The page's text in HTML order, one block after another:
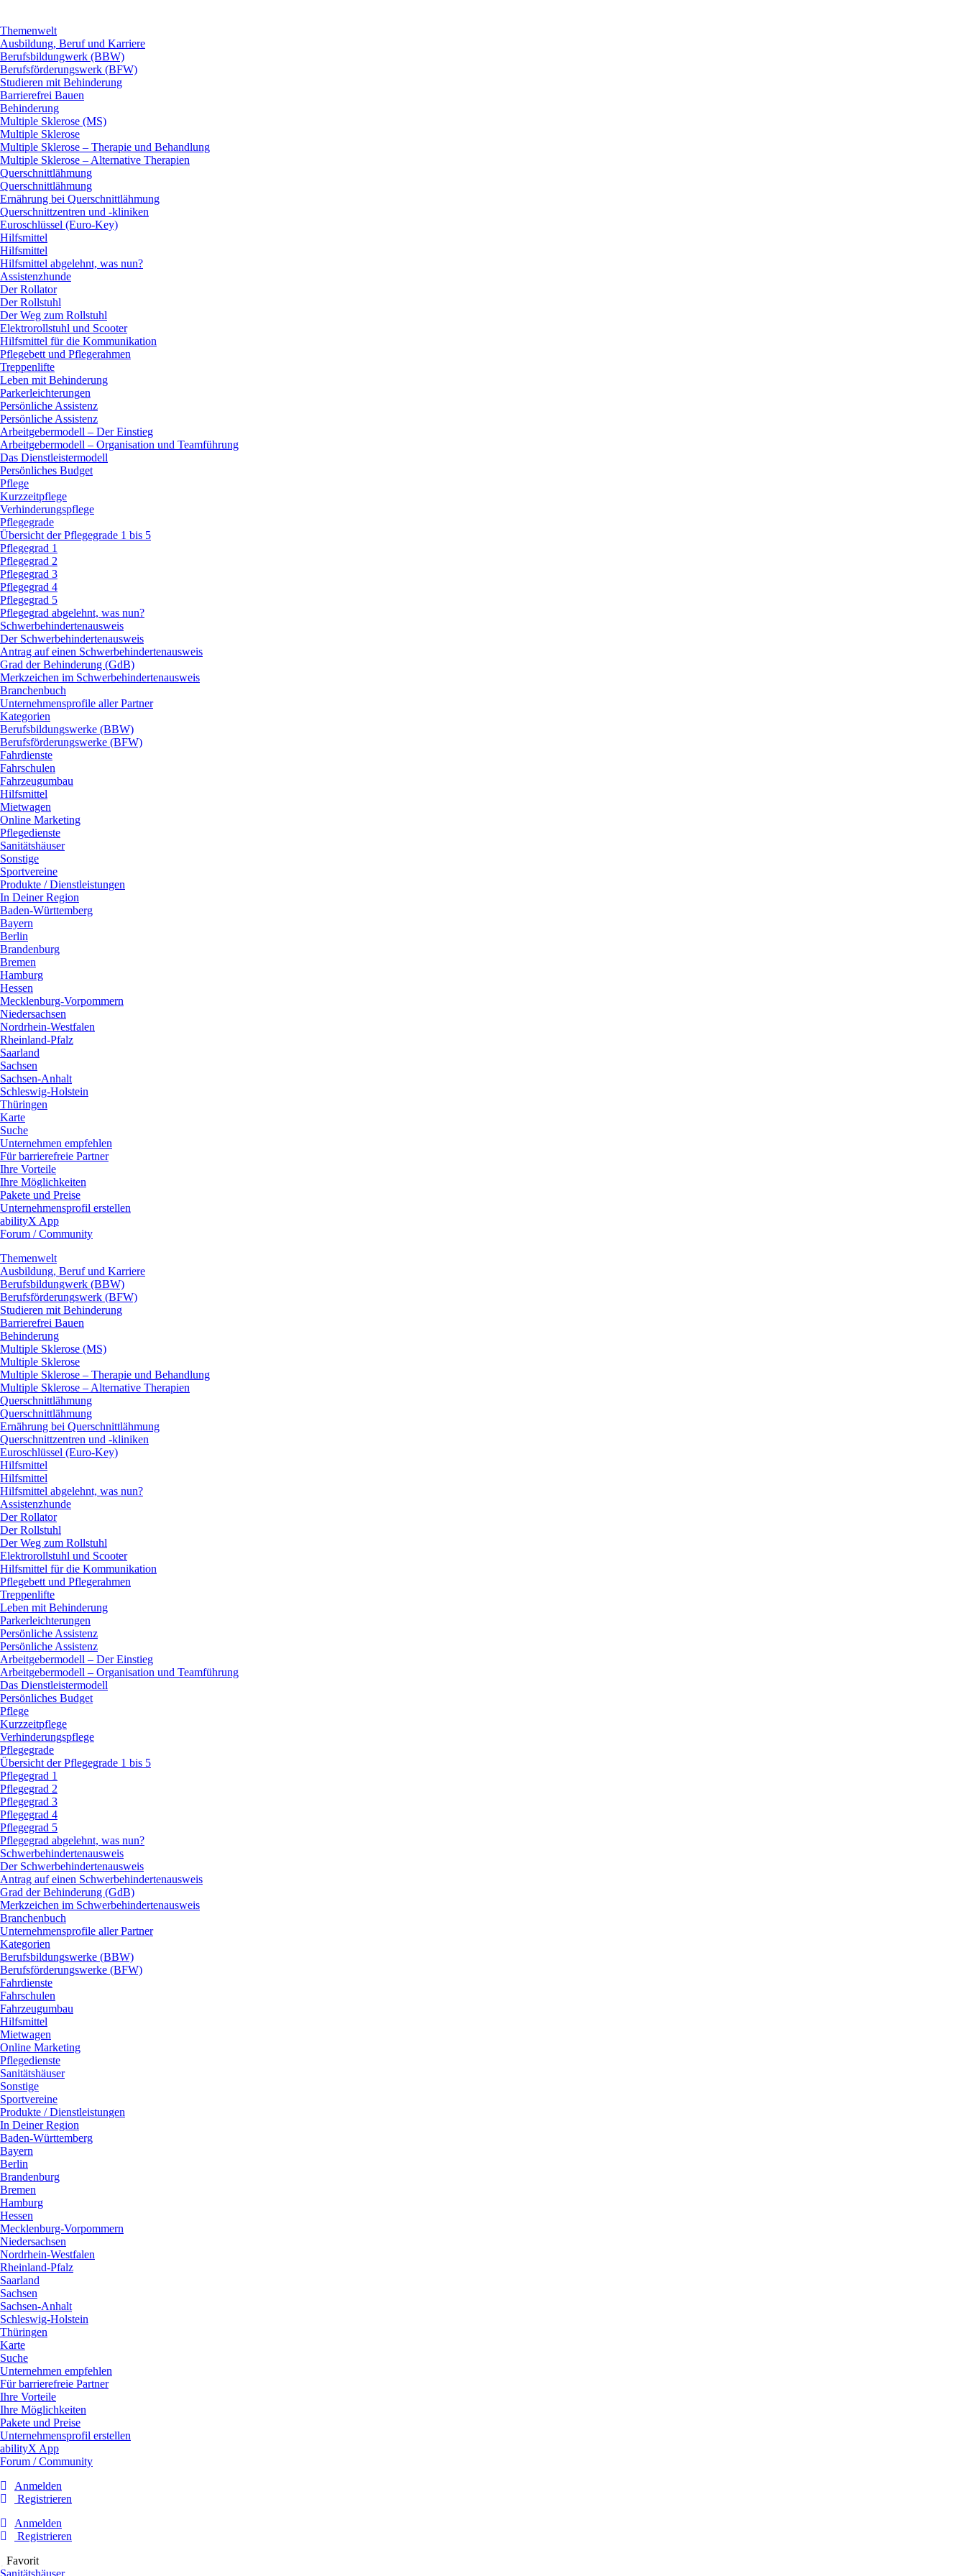
Themenwelt
Ausbildung, Beruf und Karriere
Berufsbildungwerk (BBW)
Berufsförderungswerk (BFW)
Studieren mit Behinderung
Barrierefrei Bauen
Behinderung
Multiple Sklerose (MS)
Multiple Sklerose
Multiple Sklerose – Therapie und Behandlung
Multiple Sklerose – Alternative Therapien
Querschnittlähmung
Querschnittlähmung
Ernährung bei Querschnittlähmung
Querschnittzentren und -kliniken
Euroschlüssel (Euro-Key)
Hilfsmittel
Hilfsmittel
Hilfsmittel abgelehnt, was nun?
Assistenzhunde
Der Rollator
Der Rollstuhl
Der Weg zum Rollstuhl
Elektrorollstuhl und Scooter
Hilfsmittel für die Kommunikation
Pflegebett und Pflegerahmen
Treppenlifte
Leben mit Behinderung
Parkerleichterungen
Persönliche Assistenz
Persönliche Assistenz
Arbeitgebermodell – Der Einstieg
Arbeitgebermodell – Organisation und Teamführung
Das Dienstleistermodell
Persönliches Budget
Pflege
Kurzzeitpflege
Verhinderungspflege
Pflegegrade
Übersicht der Pflegegrade 1 bis 5
Pflegegrad 1
Pflegegrad 2
Pflegegrad 3
Pflegegrad 4
Pflegegrad 5
Pflegegrad abgelehnt, was nun?
Schwerbehindertenausweis
Der Schwerbehindertenausweis
Antrag auf einen Schwerbehindertenausweis
Grad der Behinderung (GdB)
Merkzeichen im Schwerbehindertenausweis
Branchenbuch
Unternehmensprofile aller Partner
Kategorien
Berufsbildungswerke (BBW)
Berufsförderungswerke (BFW)
Fahrdienste
Fahrschulen
Fahrzeugumbau
Hilfsmittel
Mietwagen
Online Marketing
Pflegedienste
Sanitätshäuser
Sonstige
Sportvereine
Produkte / Dienstleistungen
In Deiner Region
Baden-Württemberg
Bayern
Berlin
Brandenburg
Bremen
Hamburg
Hessen
Mecklenburg-Vorpommern
Niedersachsen
Nordrhein-Westfalen
Rheinland-Pfalz
Saarland
Sachsen
Sachsen-Anhalt
Schleswig-Holstein
Thüringen
Karte
Suche
Unternehmen empfehlen
Für barrierefreie Partner
Ihre Vorteile
Ihre Möglichkeiten
Pakete und Preise
Unternehmensprofil erstellen
abilityX App
Forum / Community
Themenwelt
Ausbildung, Beruf und Karriere
Berufsbildungwerk (BBW)
Berufsförderungswerk (BFW)
Studieren mit Behinderung
Barrierefrei Bauen
Behinderung
Multiple Sklerose (MS)
Multiple Sklerose
Multiple Sklerose – Therapie und Behandlung
Multiple Sklerose – Alternative Therapien
Querschnittlähmung
Querschnittlähmung
Ernährung bei Querschnittlähmung
Querschnittzentren und -kliniken
Euroschlüssel (Euro-Key)
Hilfsmittel
Hilfsmittel
Hilfsmittel abgelehnt, was nun?
Assistenzhunde
Der Rollator
Der Rollstuhl
Der Weg zum Rollstuhl
Elektrorollstuhl und Scooter
Hilfsmittel für die Kommunikation
Pflegebett und Pflegerahmen
Treppenlifte
Leben mit Behinderung
Parkerleichterungen
Persönliche Assistenz
Persönliche Assistenz
Arbeitgebermodell – Der Einstieg
Arbeitgebermodell – Organisation und Teamführung
Das Dienstleistermodell
Persönliches Budget
Pflege
Kurzzeitpflege
Verhinderungspflege
Pflegegrade
Übersicht der Pflegegrade 1 bis 5
Pflegegrad 1
Pflegegrad 2
Pflegegrad 3
Pflegegrad 4
Pflegegrad 5
Pflegegrad abgelehnt, was nun?
Schwerbehindertenausweis
Der Schwerbehindertenausweis
Antrag auf einen Schwerbehindertenausweis
Grad der Behinderung (GdB)
Merkzeichen im Schwerbehindertenausweis
Branchenbuch
Unternehmensprofile aller Partner
Kategorien
Berufsbildungswerke (BBW)
Berufsförderungswerke (BFW)
Fahrdienste
Fahrschulen
Fahrzeugumbau
Hilfsmittel
Mietwagen
Online Marketing
Pflegedienste
Sanitätshäuser
Sonstige
Sportvereine
Produkte / Dienstleistungen
In Deiner Region
Baden-Württemberg
Bayern
Berlin
Brandenburg
Bremen
Hamburg
Hessen
Mecklenburg-Vorpommern
Niedersachsen
Nordrhein-Westfalen
Rheinland-Pfalz
Saarland
Sachsen
Sachsen-Anhalt
Schleswig-Holstein
Thüringen
Karte
Suche
Unternehmen empfehlen
Für barrierefreie Partner
Ihre Vorteile
Ihre Möglichkeiten
Pakete und Preise
Unternehmensprofil erstellen
abilityX App
Forum / Community
Anmelden
Registrieren
Anmelden
Registrieren
Favorit
Sanitätshäuser